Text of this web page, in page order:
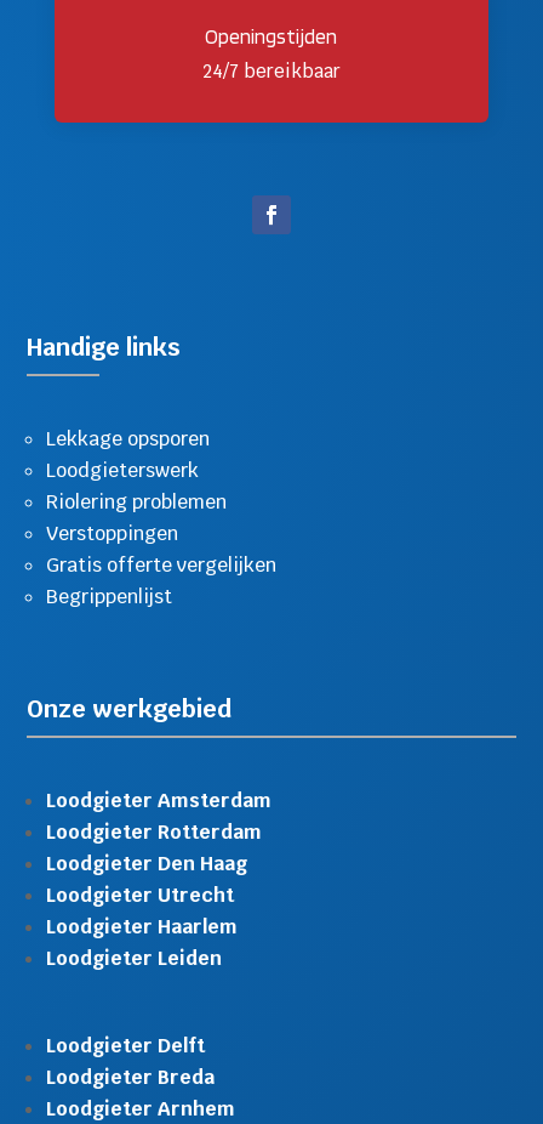
Openingstijden
24/7 bereikbaar
Handige links
Lekkage opsporen
Loodgieterswerk
Riolering problemen
Verstoppingen
Gratis offerte vergelijken
Begrippenlijst
Onze werkgebied
Loodgieter Amsterdam
Loodgieter Rotterdam
Loodgieter Den Haag
Loodgieter Utrecht
Loodgieter Haarlem
Loodgieter Leiden
Loodgieter Delft
Loodgieter Breda
Loodgieter Arnhem